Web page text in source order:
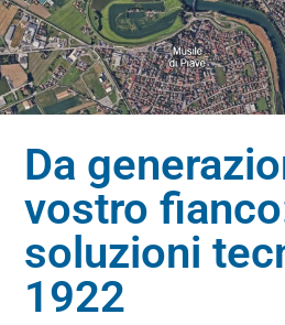
Da
vostro
soluzioni
1922